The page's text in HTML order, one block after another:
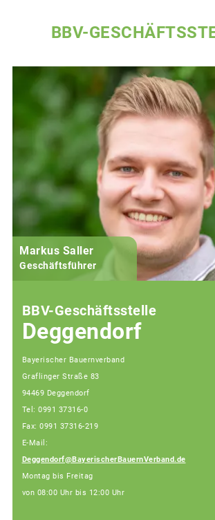
BBV-
Markus Saller
Geschäftsführer
BBV-Geschäftsstelle
Deggendorf
Bayerischer Bauernverband
Graflinger Straße 83
94469 Deggendorf
Tel: 0991 37316-0
Fax: 0991 37316-219
E-Mail:
Deggendorf@BayerischerBauernVerband.de
Montag bis Freitag
von 08:00 Uhr bis 12:00 Uhr